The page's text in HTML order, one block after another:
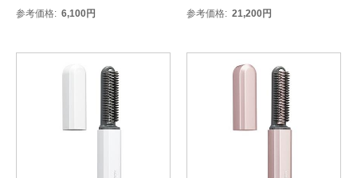
参考価格 6,100円 参考価格 21,200円